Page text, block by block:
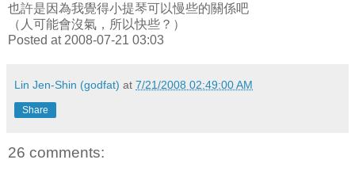
也許是因為我覺得小提琴可以慢些的關係吧
（人可能會沒氣，所以快些？）
Posted at 2008-07-21 03:03
Lin Jen-Shin (godfat) at 7/21/2008 02:49:00 AM
Share
26 comments: